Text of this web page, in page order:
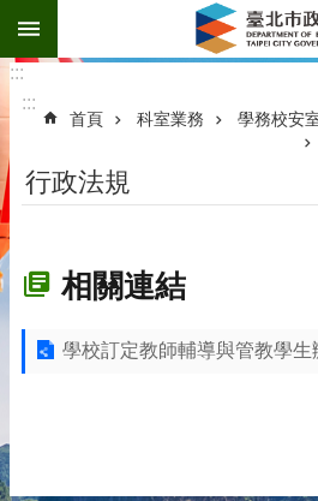
跳到主要內容區塊
:::
:::
首頁 科室業務 學務校安
行政法規
相關連結
學校訂定教師輔導與管教學生